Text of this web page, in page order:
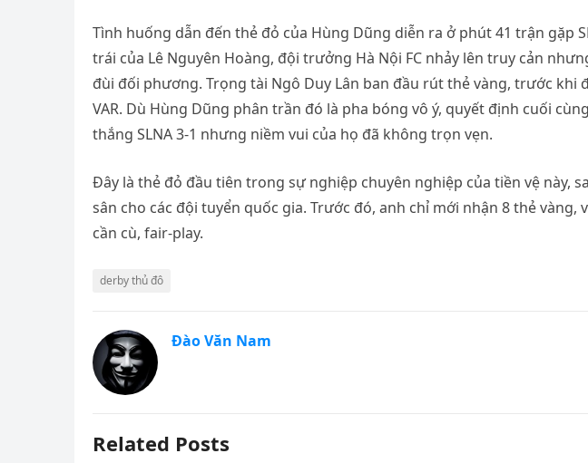
Tình huống dẫn đến thẻ đỏ của Hùng Dũng diễn ra ở phút 41 trận gặp
trái của Lê Nguyên Hoàng, đội trưởng Hà Nội FC nhảy lên truy cản
đùi đối phương. Trọng tài Ngô Duy Lân ban đầu rút thẻ vàng, trước khi
VAR. Dù Hùng Dũng phân trần đó là pha bóng vô ý, quyết định cuối
thắng SLNA 3-1 nhưng niềm vui của họ đã không trọn vẹn.
Đây là thẻ đỏ đầu tiên trong sự nghiệp chuyên nghiệp của tiền vệ này,
sân cho các đội tuyển quốc gia. Trước đó, anh chỉ mới nhận 8 thẻ
cần cù, fair-play.
derby thủ đô
Đào Văn Nam
Related Posts